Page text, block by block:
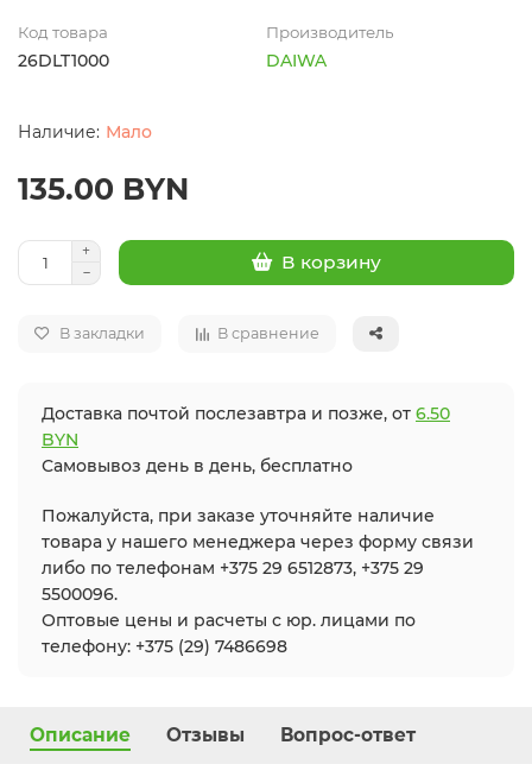
Код товара
26DLT1000
Производитель
DAIWA
Мало
135.00 BYN
В корзину
В закладки В сравнение
Доставка почтой послезавтра и позже, от 6.50
BYN
Самовывоз день в день, бесплатно
Пожалуйста, при заказе уточняйте наличие
товара у нашего менеджера через форму связи
либо по телефонам +375 29 6512873, +375 29
5500096.
Оптовые цены и расчеты с юр. лицами по
телефону: +375 (29) 7486698
Описание Отзывы Вопрос-ответ